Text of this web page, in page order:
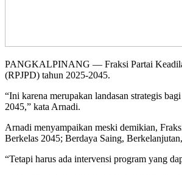
PANGKALPINANG — Fraksi Partai Keadilan
(RPJPD) tahun 2025-2045.
“Ini karena merupakan landasan strategis
2045,” kata Arnadi.
Arnadi menyampaikan meski demikian,
Berkelas 2045; Berdaya Saing,
“Tetapi harus ada intervensi program yang